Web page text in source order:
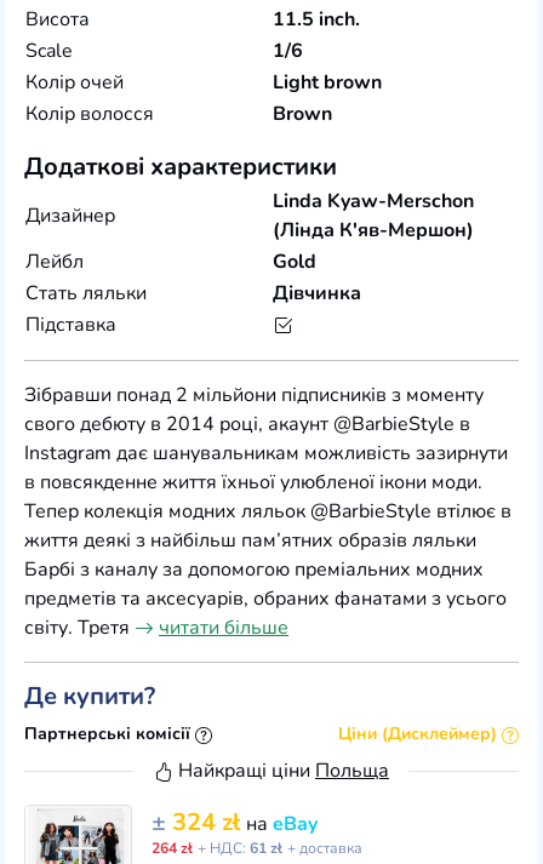
Висота
11.5 inch.
Scale
1/6
Колір очей
Light brown
Колір волосся
Brown
Додаткові характеристики
Дизайнер
Linda Kyaw-Merschon
(Лінда К'яв-Мершон)
Лейбл
Gold
Стать ляльки
Дівчинка
Підставка
Зібравши понад 2 мільйони підписників з моменту
свого дебюту в 2014 році, акаунт @BarbieStyle в
Instagram дає шанувальникам можливість зазирнути
в повсякденне життя їхньої улюбленої ікони моди.
Тепер колекція модних ляльок @BarbieStyle втілює в
життя деякі з найбільш пам’ятних образів ляльки
Барбі з каналу за допомогою преміальних модних
предметів та аксесуарів, обраних фанатами з усього
світу. Третя
читати більше
Де купити?
Партнерські комісії Ціни (Дисклеймер)
Найкращі ціни Польща
± 324 zł наeBay
264 zł + НДС:61 zł + доставка